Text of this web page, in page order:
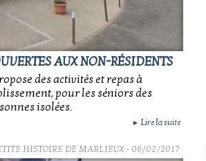
AUX NON-RÉSIDENTS
des activités et repas à
pour les séniors des
isolées.
► Lire la suite
HISTOIRE DE MARLIEUX- 06/02/2017